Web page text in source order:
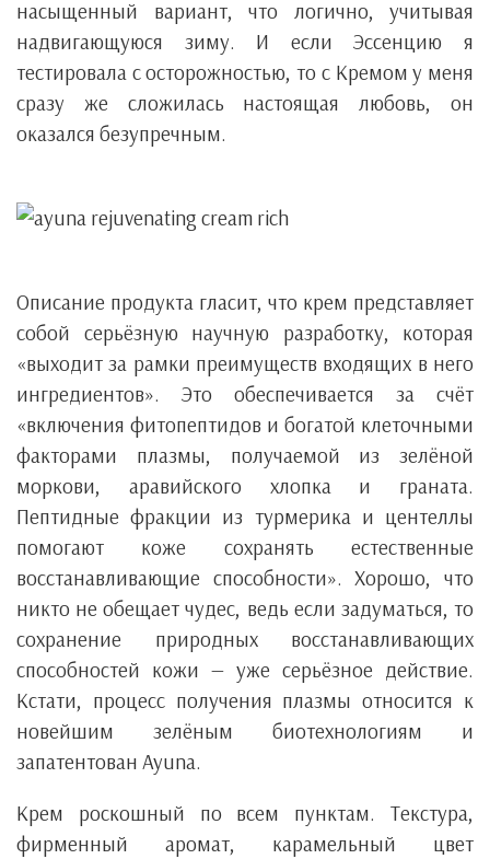
насыщенный вариант, что логично, учитывая
надвигающуюся зиму. И если Эссенцию я
тестировала с осторожностью, то с Кремом у меня
сразу же сложилась настоящая любовь, он
оказался безупречным.
Описание продукта гласит, что крем представляет
собой серьёзную научную разработку, которая
«выходит за рамки преимуществ входящих в него
ингредиентов». Это обеспечивается за счёт
«включения фитопептидов и богатой клеточными
факторами плазмы, получаемой из зелёной
моркови, аравийского хлопка и граната.
Пептидные фракции из турмерика и центеллы
помогают коже сохранять естественные
восстанавливающие способности». Хорошо, что
никто не обещает чудес, ведь если задуматься, то
сохранение природных восстанавливающих
способностей кожи — уже серьёзное действие.
Кстати, процесс получения плазмы относится к
новейшим зелёным биотехнологиям и
запатентован Ayuna.
Крем роскошный по всем пунктам. Текстура,
фирменный аромат, карамельный цвет